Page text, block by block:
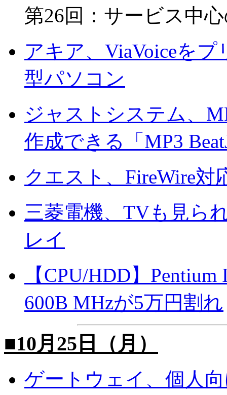
第26回：サービス中
アキア、ViaVoiceを
型パソコン
ジャストシステム、
作成できる「MP3
クエスト、FireWire
三菱電機、TVも見ら
レイ
【CPU/HDD】
600B MHzが5万円割れ
■10月25日（月）
ゲートウェイ、個人